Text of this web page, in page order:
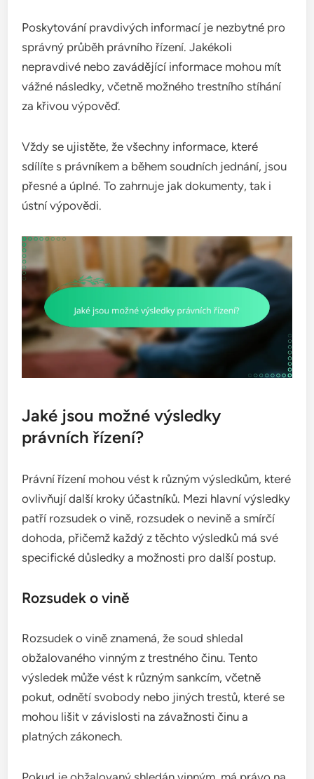
Poskytování pravdivých informací je nezbytné pro
správný průběh právního řízení. Jakékoli
nepravdivé nebo zavádějící informace mohou mít
vážné následky, včetně možného trestního stíhání
za křivou výpověď.
Vždy se ujistěte, že všechny informace, které
sdílíte s právníkem a během soudních jednání, jsou
přesné a úplné. To zahrnuje jak dokumenty, tak i
ústní výpovědi.
Jaké jsou možné výsledky
právních řízení?
Právní řízení mohou vést k různým výsledkům, které
ovlivňují další kroky účastníků. Mezi hlavní výsledky
patří rozsudek o vině, rozsudek o nevině a smírčí
dohoda, přičemž každý z těchto výsledků má své
specifické důsledky a možnosti pro další postup.
Rozsudek o vině
Rozsudek o vině znamená, že soud shledal
obžalovaného vinným z trestného činu. Tento
výsledek může vést k různým sankcím, včetně
pokut, odnětí svobody nebo jiných trestů, které se
mohou lišit v závislosti na závažnosti činu a
platných zákonech.